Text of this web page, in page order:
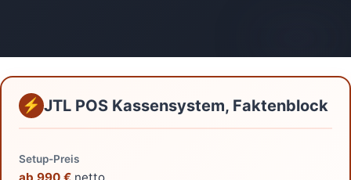
JTL POS Kassensystem, Faktenblock
Setup-Preis